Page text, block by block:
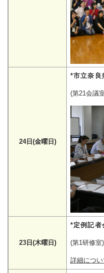
24日(金曜日)
*市立奈良
(第21会議
23日(木曜日)
*定例記者
(第1研修室)
詳細につ